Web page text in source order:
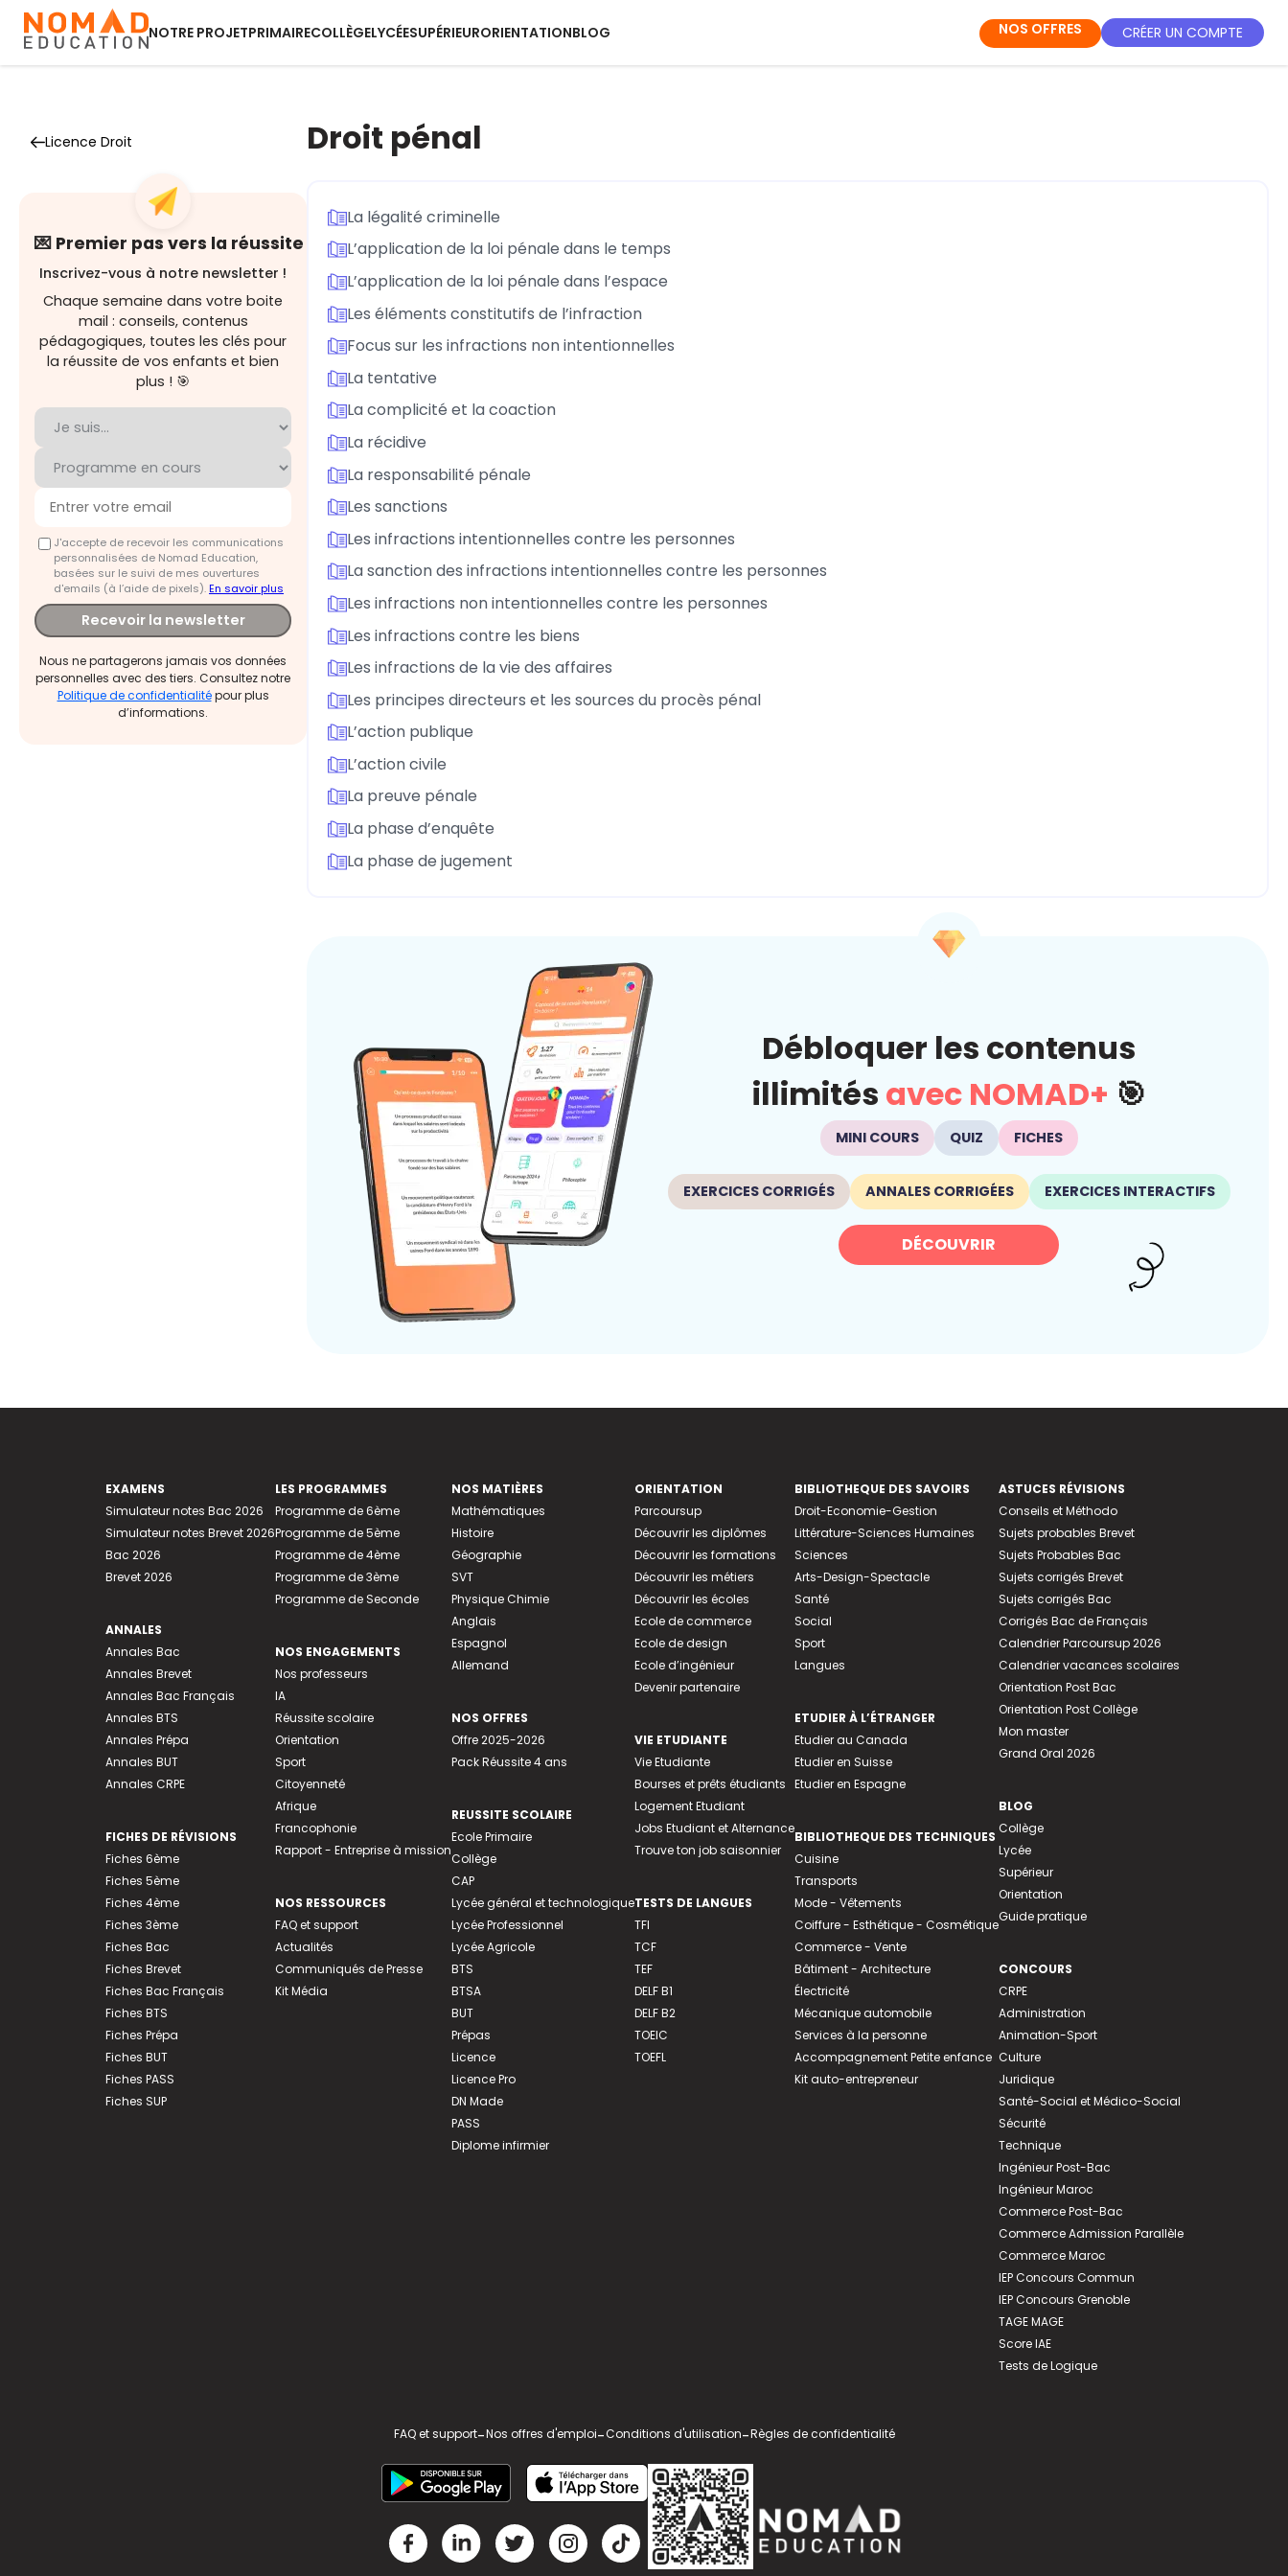
NOTRE PROJETPRIMAIRECOLLÈGELYCÉESUPÉRIEURORIENTATIONBLOG NOS OFFRES CRÉER UN COMPTE
Licence Droit
💌 Premier pas vers la réussite
Inscrivez-vous à notre newsletter !
Chaque semaine dans votre boite
mail : conseils, contenus
pédagogiques, toutes les clés pour
la réussite de vos enfants et bien
plus ! 🎯
J'accepte de recevoir les communications
personnalisées de Nomad Education,
basées sur le suivi de mes ouvertures
d'emails (à l’aide de pixels).En savoir plus
Recevoir la newsletter
Nous ne partagerons jamais vos données
personnelles avec des tiers. Consultez notre
Politique de confidentialitépour plus
d’informations.
Droit pénal
La légalité criminelle
L’application de la loi pénale dans le temps
L’application de la loi pénale dans l’espace
Les éléments constitutifs de l’infraction
Focus sur les infractions non intentionnelles
La tentative
La complicité et la coaction
La récidive
La responsabilité pénale
Les sanctions
Les infractions intentionnelles contre les personnes
La sanction des infractions intentionnelles contre les personnes
Les infractions non intentionnelles contre les personnes
Les infractions contre les biens
Les infractions de la vie des affaires
Les principes directeurs et les sources du procès pénal
L’action publique
L’action civile
La preuve pénale
La phase d’enquête
La phase de jugement
Débloquer les contenus
illimités avec NOMAD+ 🎯
MINI COURS QUIZ FICHES
EXERCICES CORRIGÉS ANNALES CORRIGÉES EXERCICES INTERACTIFS
DÉCOUVRIR
EXAMENS
Simulateur notes Bac 2026
Simulateur notes Brevet 2026
Bac 2026
Brevet 2026
ANNALES
Annales Bac
Annales Brevet
Annales Bac Français
Annales BTS
Annales Prépa
Annales BUT
Annales CRPE
FICHES DE RÉVISIONS
Fiches 6ème
Fiches 5ème
Fiches 4ème
Fiches 3ème
Fiches Bac
Fiches Brevet
Fiches Bac Français
Fiches BTS
Fiches Prépa
Fiches BUT
Fiches PASS
Fiches SUP
LES PROGRAMMES
Programme de 6ème
Programme de 5ème
Programme de 4ème
Programme de 3ème
Programme de Seconde
NOS ENGAGEMENTS
Nos professeurs
IA
Réussite scolaire
Orientation
Sport
Citoyenneté
Afrique
Francophonie
Rapport - Entreprise à mission
NOS RESSOURCES
FAQ et support
Actualités
Communiqués de Presse
Kit Média
NOS MATIÈRES
Mathématiques
Histoire
Géographie
SVT
Physique Chimie
Anglais
Espagnol
Allemand
NOS OFFRES
Offre 2025-2026
Pack Réussite 4 ans
REUSSITE SCOLAIRE
Ecole Primaire
Collège
CAP
Lycée général et technologique
Lycée Professionnel
Lycée Agricole
BTS
BTSA
BUT
Prépas
Licence
Licence Pro
DN Made
PASS
Diplome infirmier
ORIENTATION
Parcoursup
Découvrir les diplômes
Découvrir les formations
Découvrir les métiers
Découvrir les écoles
Ecole de commerce
Ecole de design
Ecole d’ingénieur
Devenir partenaire
VIE ETUDIANTE
Vie Etudiante
Bourses et prêts étudiants
Logement Etudiant
Jobs Etudiant et Alternance
Trouve ton job saisonnier
TESTS DE LANGUES
TFI
TCF
TEF
DELF B1
DELF B2
TOEIC
TOEFL
BIBLIOTHEQUE DES SAVOIRS
Droit-Economie-Gestion
Littérature-Sciences Humaines
Sciences
Arts-Design-Spectacle
Santé
Social
Sport
Langues
ETUDIER À L’ÉTRANGER
Etudier au Canada
Etudier en Suisse
Etudier en Espagne
BIBLIOTHEQUE DES TECHNIQUES
Cuisine
Transports
Mode - Vêtements
Coiffure - Esthétique - Cosmétique
Commerce - Vente
Bâtiment - Architecture
Électricité
Mécanique automobile
Services à la personne
Accompagnement Petite enfance
Kit auto-entrepreneur
ASTUCES RÉVISIONS
Conseils et Méthodo
Sujets probables Brevet
Sujets Probables Bac
Sujets corrigés Brevet
Sujets corrigés Bac
Corrigés Bac de Français
Calendrier Parcoursup 2026
Calendrier vacances scolaires
Orientation Post Bac
Orientation Post Collège
Mon master
Grand Oral 2026
BLOG
Collège
Lycée
Supérieur
Orientation
Guide pratique
CONCOURS
CRPE
Administration
Animation-Sport
Culture
Juridique
Santé-Social et Médico-Social
Sécurité
Technique
Ingénieur Post-Bac
Ingénieur Maroc
Commerce Post-Bac
Commerce Admission Parallèle
Commerce Maroc
IEP Concours Commun
IEP Concours Grenoble
TAGE MAGE
Score IAE
Tests de Logique
FAQ et support-Nos offres d'emploi-Conditions d'utilisation-Règles de confidentialité